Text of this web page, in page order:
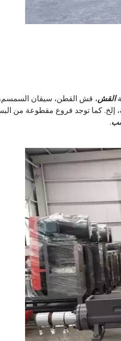
القش، قش القطن، سيقان
إلخ. كما توجد فروع مقطوعة من
.